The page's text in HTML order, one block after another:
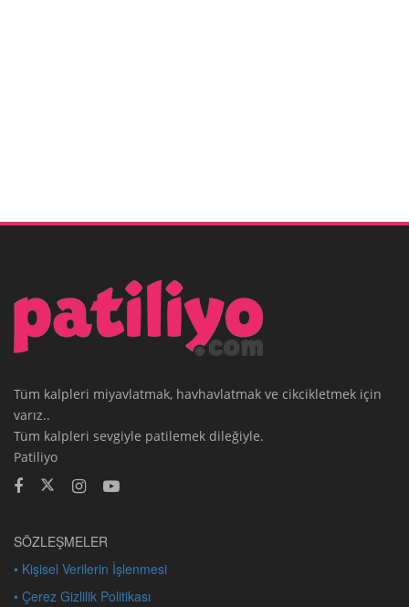
Tüm kalpleri miyavlatmak, havhavlatmak ve cikcikletmek için
varız..
Tüm kalpleri sevgiyle patilemek dileğiyle.
Patiliyo
SÖZLEŞMELER
• Kişisel Verilerin İşlenmesi
• Çerez Gizlilik Politikası